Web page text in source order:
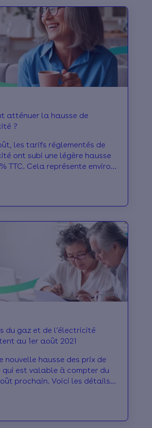
On vous explique !
atténuer la hausse de
?
les tarifs réglementés de
ont subi une légère hausse
TTC. Cela représente environ
Mais alors, comment
du gaz et de l’électricité
au 1er août 2021
nouvelle hausse des prix de
qui est valable à compter du
prochain. Voici les détails
et pour l’électricité.